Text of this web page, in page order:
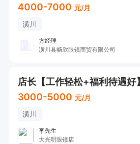
4000-7000 元/月
潢川
方经理
潢川县畅欣眼镜商贸有限公司
店长【工作轻松+福利待遇好】
3000-5000 元/月
潢川
李先生
大光明眼镜店